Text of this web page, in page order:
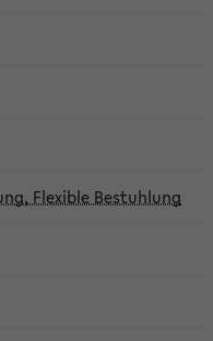
Flexible Bestuhlung